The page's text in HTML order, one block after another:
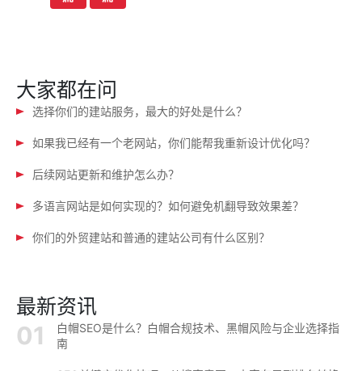
大家都在问
选择你们的建站服务，最大的好处是什么？
如果我已经有一个老网站，你们能帮我重新设计优化吗？
后续网站更新和维护怎么办？
多语言网站是如何实现的？如何避免机翻导致效果差？
你们的外贸建站和普通的建站公司有什么区别？
最新资讯
白帽SEO是什么？白帽合规技术、黑帽风险与企业选择指
南